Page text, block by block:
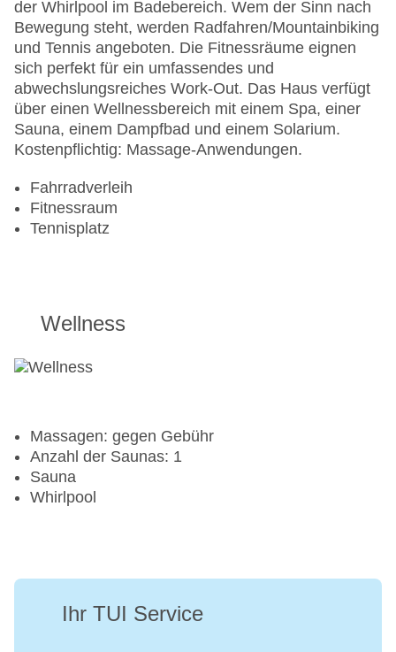
der Whirlpool im Badebereich. Wem der Sinn nach
Bewegung steht, werden Radfahren/Mountainbiking
und Tennis angeboten. Die Fitnessräume eignen
sich perfekt für ein umfassendes und
abwechslungsreiches Work-Out. Das Haus verfügt
über einen Wellnessbereich mit einem Spa, einer
Sauna, einem Dampfbad und einem Solarium.
Kostenpflichtig: Massage-Anwendungen.
Fahrradverleih
Fitnessraum
Tennisplatz
Wellness
Massagen: gegen Gebühr
Anzahl der Saunas: 1
Sauna
Whirlpool
Ihr TUI Service